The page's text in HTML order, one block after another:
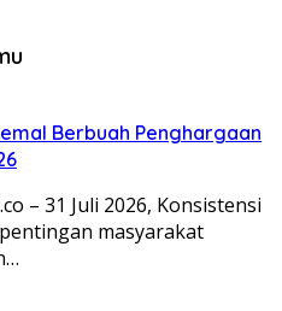
Berbuah Penghargaan
– 31 Juli 2026, Konsistensi
masyarakat